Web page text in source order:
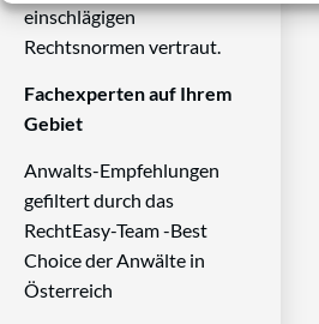
einschlägigen
Rechtsnormen vertraut.
Fachexperten auf Ihrem
Gebiet
Anwalts-Empfehlungen
gefiltert durch das
RechtEasy-Team -Best
Choice der Anwälte in
Österreich